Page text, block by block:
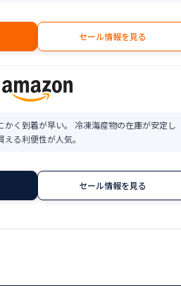
セール情報を見る
かく到着が早い。 冷凍海産物の在庫が安定し
る利便性が人気。
セール情報を見る